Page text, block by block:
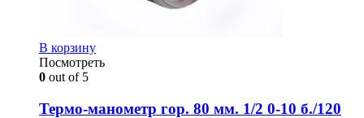
В корзину
Посмотреть
0 out of 5
Термо-манометр гор. 80 мм. 1/2 0-10 б./120